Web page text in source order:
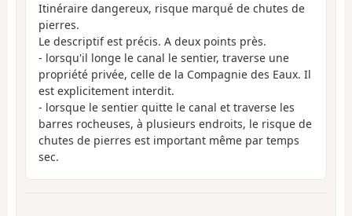
Itinéraire dangereux, risque marqué de chutes de
pierres.
Le descriptif est précis. A deux points près.
- lorsqu'il longe le canal le sentier, traverse une
propriété privée, celle de la Compagnie des Eaux. Il
est explicitement interdit.
- lorsque le sentier quitte le canal et traverse les
barres rocheuses, à plusieurs endroits, le risque de
chutes de pierres est important même par temps
sec.